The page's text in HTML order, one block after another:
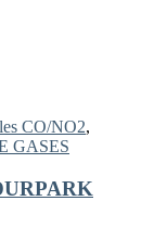
CO/NO2,
GASES